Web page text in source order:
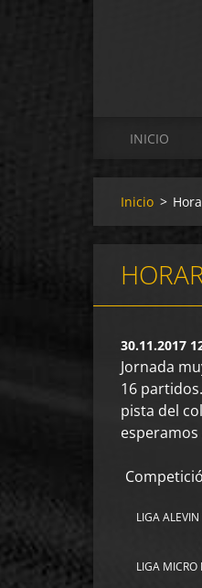
INICIO
Inicio >
30.11.2017
Jornada
16
pista del
LIGA
LIGA MICRO